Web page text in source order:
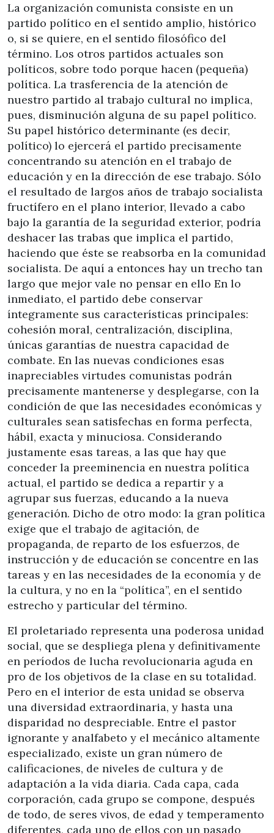
La organización comunista consiste en un
partido político en el sentido amplio, histórico
o, si se quiere, en el sentido filosófico del
término. Los otros partidos actuales son
políticos, sobre todo porque hacen (pequeña)
política. La trasferencia de la atención de
nuestro partido al trabajo cultural no implica,
pues, disminución alguna de su papel político.
Su papel histórico determinante (es decir,
político) lo ejercerá el partido precisamente
concentrando su atención en el trabajo de
educación y en la dirección de ese trabajo. Sólo
el resultado de largos años de trabajo socialista
fructífero en el plano interior, llevado a cabo
bajo la garantía de la seguridad exterior, podría
deshacer las trabas que implica el partido,
haciendo que éste se reabsorba en la comunidad
socialista. De aquí a entonces hay un trecho tan
largo que mejor vale no pensar en ello En lo
inmediato, el partido debe conservar
íntegramente sus características principales:
cohesión moral, centralización, disciplina,
únicas garantías de nuestra capacidad de
combate. En las nuevas condiciones esas
inapreciables virtudes comunistas podrán
precisamente mantenerse y desplegarse, con la
condición de que las necesidades económicas y
culturales sean satisfechas en forma perfecta,
hábil, exacta y minuciosa. Considerando
justamente esas tareas, a las que hay que
conceder la preeminencia en nuestra política
actual, el partido se dedica a repartir y a
agrupar sus fuerzas, educando a la nueva
generación. Dicho de otro modo: la gran política
exige que el trabajo de agitación, de
propaganda, de reparto de los esfuerzos, de
instrucción y de educación se concentre en las
tareas y en las necesidades de la economía y de
la cultura, y no en la “política”, en el sentido
estrecho y particular del término.
El proletariado representa una poderosa unidad
social, que se despliega plena y definitivamente
en períodos de lucha revolucionaria aguda en
pro de los objetivos de la clase en su totalidad.
Pero en el interior de esta unidad se observa
una diversidad extraordinaria, y hasta una
disparidad no despreciable. Entre el pastor
ignorante y analfabeto y el mecánico altamente
especializado, existe un gran número de
calificaciones, de niveles de cultura y de
adaptación a la vida diaria. Cada capa, cada
corporación, cada grupo se compone, después
de todo, de seres vivos, de edad y temperamento
diferentes, cada uno de ellos con un pasado